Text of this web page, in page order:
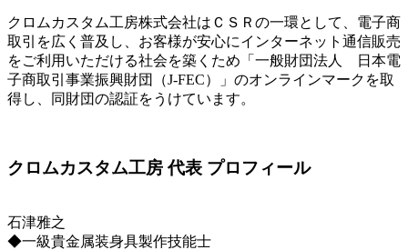
クロムカスタム工房株式会社はＣＳＲの一環として、電子商
取引を広く普及し、お客様が安心にインターネット通信販売
をご利用いただける社会を築くため「一般財団法人 日本電
子商取引事業振興財団（J-FEC）」のオンラインマークを取
得し、同財団の認証をうけています。
クロムカスタム工房 代表 プロフィール
石津雅之
◆一級貴金属装身具製作技能士